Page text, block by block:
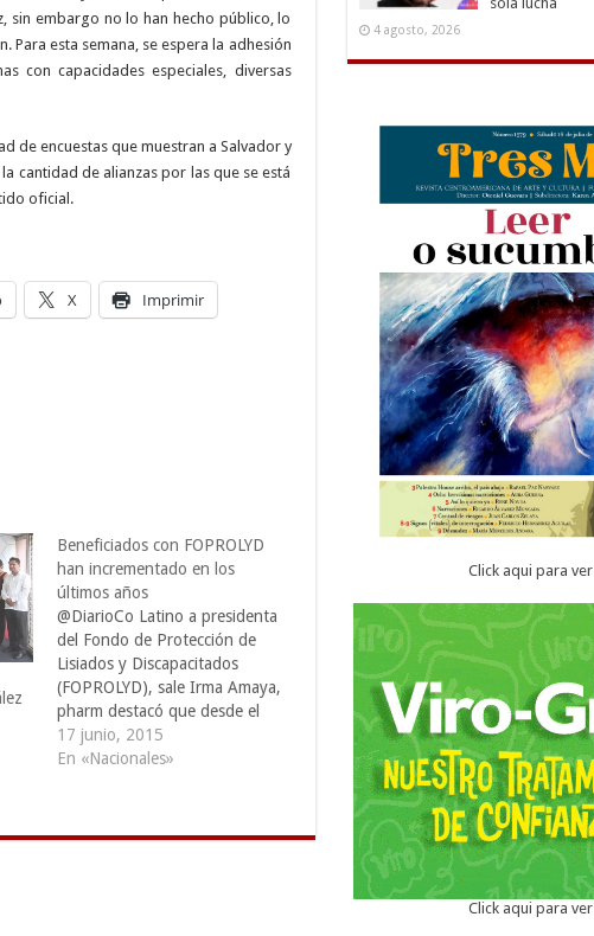
sin embargo no lo han hecho público, lo
Para esta semana, se espera la adhesión
con capacidades especiales, diversas
de encuestas que muestran a Salvador y
cantidad de alianzas por las que se está
oficial.
X Imprimir
Beneficiados con FOPROLYD
han incrementado en los
últimos años
@DiarioCo Latino a presidenta
del Fondo de Protección de
Lisiados y Discapacitados
(FOPROLYD), sale Irma Amaya,
pharm destacó que desde el
inicio de los gobiernos del
FMLN, en 2009, han mejorado
17 junio, 2015
En «Nacionales»
4 agosto, 2026
Click aqui para ver
Click aqui para ver